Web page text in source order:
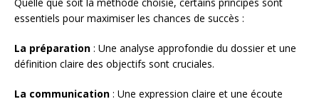
essentiels pour maximiser les chances de succès :
La préparation : Une analyse approfondie du dossier et une
définition claire des objectifs sont cruciales.
La communication : Une expression claire et une écoute